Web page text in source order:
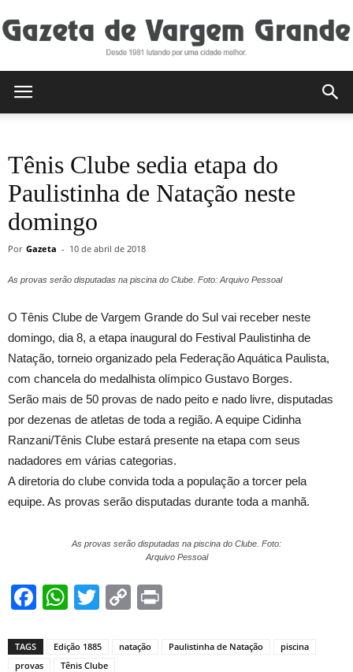
de
Tênis Clube sedia etapa do
Paulistinha de Natação neste
domingo
Por Gazeta - 10 de abril de 2018
As provas serão disputadas na piscina do Clube. Foto: Arquivo Pessoal
O Tênis Clube de Vargem Grande do Sul vai receber neste
domingo, dia 8, a etapa inaugural do Festival Paulistinha de
Natação, torneio organizado pela Federação Aquática Paulista,
com chancela do medalhista olímpico Gustavo Borges.
Serão mais de 50 provas de nado peito e nado livre, disputadas
por dezenas de atletas de toda a região. A equipe Cidinha
Ranzani/Tênis Clube estará presente na etapa com seus
nadadores em várias categorias.
A diretoria do clube convida toda a população a torcer pela
equipe. As provas serão disputadas durante toda a manhã.
As provas serão disputadas na piscina do Clube. Foto:
Arquivo Pessoal
Facebook
WhatsApp
TwitterCopy
TAGS Edição 1885 natação Paulistinha de Natação
piscina
provas
Tênis Clube